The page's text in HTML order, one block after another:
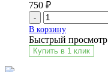
750 ₽
-
В корзину
Быстрый просмотр
Купить в 1 клик